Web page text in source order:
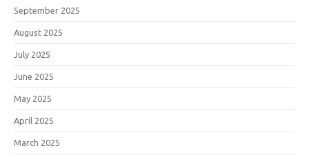
September 2025
August 2025
July 2025
June 2025
May 2025
April 2025
March 2025